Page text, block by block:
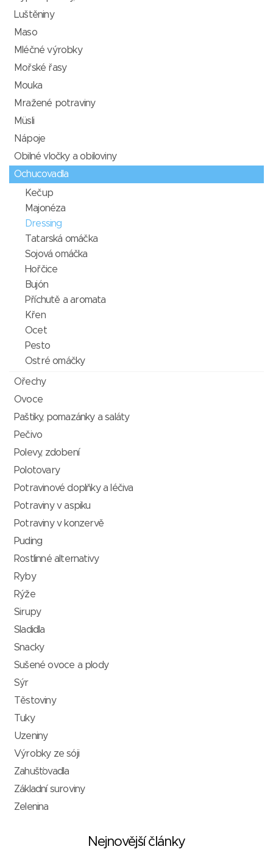
Luštěniny
Maso
Mléčné výrobky
Mořské řasy
Mouka
Mražené potraviny
Müsli
Nápoje
Obilné vločky a obiloviny
Ochucovadla
Kečup
Majonéza
Dressing
Tatarská omáčka
Sojová omáčka
Hořčice
Bujón
Příchutě a aromata
Křen
Ocet
Pesto
Ostré omáčky
Ořechy
Ovoce
Paštiky, pomazánky a saláty
Pečivo
Polevy, zdobení
Polotovary
Potravinové doplňky a léčiva
Potraviny v aspiku
Potraviny v konzervě
Puding
Rostlinné alternativy
Ryby
Rýže
Sirupy
Sladidla
Snacky
Sušené ovoce a plody
Sýr
Těstoviny
Tuky
Uzeniny
Výrobky ze sóji
Zahušťovadla
Základní suroviny
Zelenina
Nejnovější články